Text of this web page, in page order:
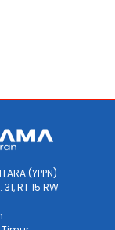
(YPPN)
RT 15 RW